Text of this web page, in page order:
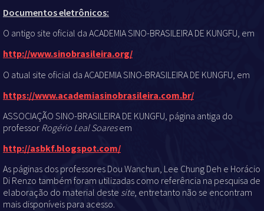
Documentos eletrônicos:
O antigo site oficial da ACADEMIA SINO-BRASILEIRA DE KUNGFU, em
http://www.sinobrasileira.org/
O atual site oficial da ACADEMIA SINO-BRASILEIRA DE KUNGFU, em
https://www.academiasinobrasileira.com.br/
ASSOCIAÇÃO SINO-BRASILEIRA DE KUNGFU, página antiga do
professor Rogério Leal Soaresem
http://asbkf.blogspot.com/
As páginas dos professores Dou Wanchun, Lee Chung Deh e Horácio
Di Renzo também foram utilizadas como referência na pesquisa de
elaboração do material deste site, entretanto não se encontram
mais disponíveis para acesso.